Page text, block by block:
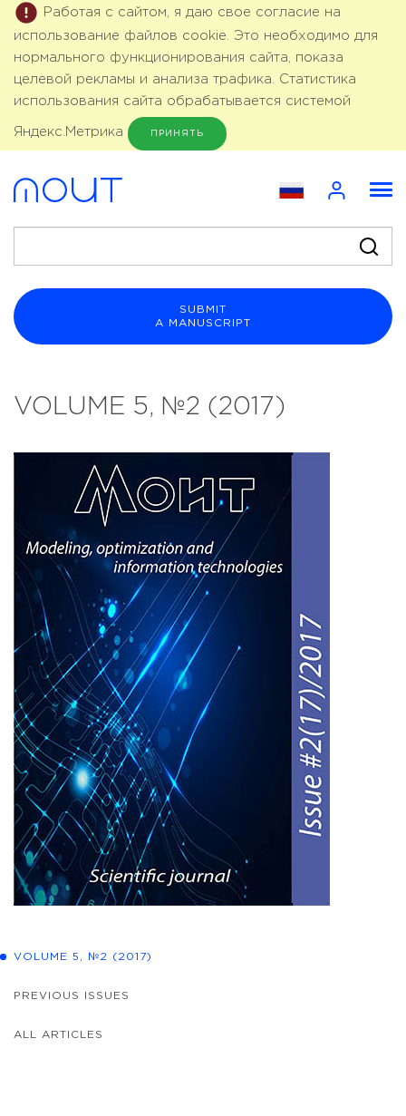
Работая с сайтом, я даю свое согласие на
использование файлов cookie. Это необходимо для
нормального функционирования сайта, показа
целевой рекламы и анализа трафика. Статистика
использования сайта обрабатывается системой
Яндекс.Метрика ПРИНЯТЬ
SUBMIT
A MANUSCRIPT
VOLUME 5, №2 (2017)
VOLUME 5, №2 (2017)
PREVIOUS ISSUES
ALL ARTICLES